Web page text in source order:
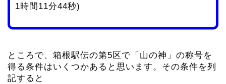
1時間11分44秒)
ところで、箱根駅伝の第5区で「山の神」の称号を
得る条件はいくつかあると思います。その条件を列
記すると